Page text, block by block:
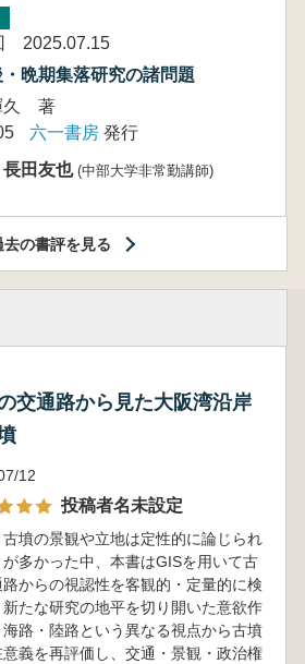
2025.07.15
晩期集落研究の諸問題
久 著
六一書房 発行
田友也 (中部大学非常勤講師)
去の書評を見る
交通路から見た大阪湾沿岸
12
投稿者名未設定
墳の景観や立地は定性的に論じられ
が多かった中、本書はGISを用いて古
からの視認性を客観的・定量的に検
たな研究の地平を切り開いた意欲作
海路・陸路という異なる視点から古墳
義を再評価し、交通・景観・政治権